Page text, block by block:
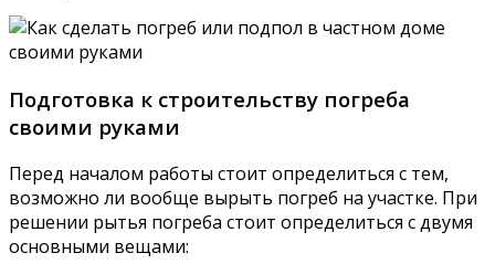
Подготовка к строительству погреба
своими руками
Перед началом работы стоит определиться с тем,
возможно ли вообще вырыть погреб на участке. При
решении рытья погреба стоит определиться с двумя
основными вещами: